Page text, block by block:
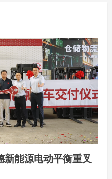
新能源电动平衡重叉